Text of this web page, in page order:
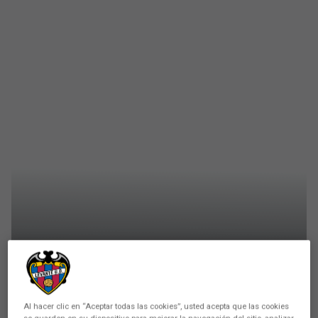
F. SALA
Levante UD FS y Palma
brindan un emocionante
Al hacer clic en “Aceptar todas las cookies”, usted acepta que las cookies